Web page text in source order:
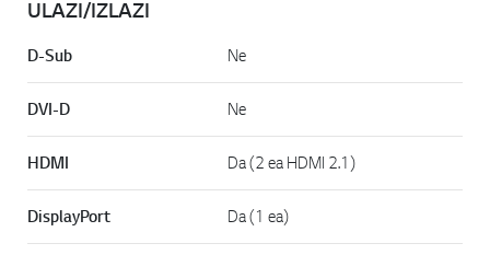
ULAZI/IZLAZI
D-Sub Ne
DVI-D Ne
HDMI Da (2 ea HDMI 2.1)
DisplayPort Da (1 ea)